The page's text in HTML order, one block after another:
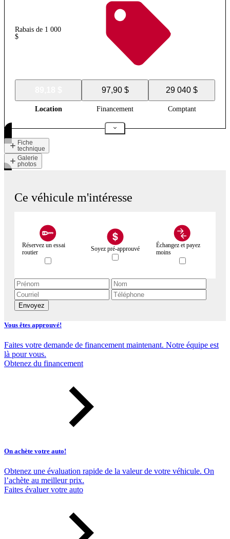
Rabais de 1 000
$
97,90 $ 29 040 $
Location Financement Comptant
Fiche
technique
Galerie
photos
Ce véhicule m'intéresse
Réservez un essai
routier
Soyez pré-approuvé
Échangez et payez
moins
Envoyez
Vous êtes approuvé!
Faites votre demande de financement maintenant. Notre équipe est
là pour vous.
Obtenez du financement
On achète votre auto!
Obtenez une évaluation rapide de la valeur de votre véhicule. On
l’achète au meilleur prix.
Faites évaluer votre auto